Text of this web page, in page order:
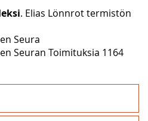
. Elias Lönnrot termistön
Seura
Seuran Toimituksia 1164